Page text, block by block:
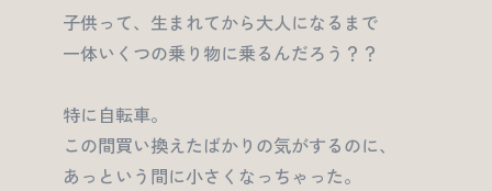
子供って、生まれてから大人になるまで
一体いくつの乗り物に乗るんだろう？？
特に自転車。
この間買い換えたばかりの気がするのに、
あっという間に小さくなっちゃった。